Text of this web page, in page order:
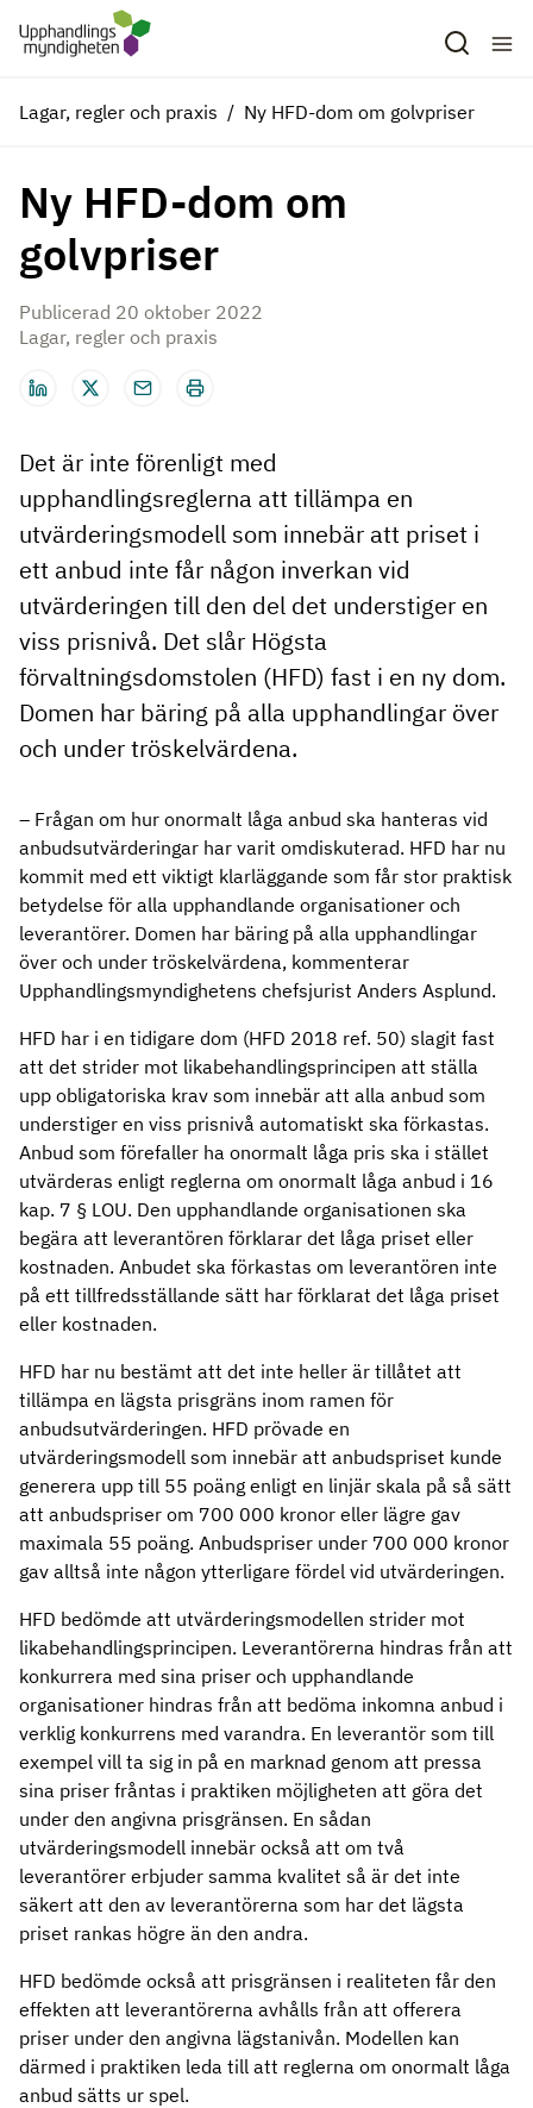
Hoppa till huvudinnehåll
Lagar, regler och praxis Ny HFD-dom om golvpriser
Ny HFD-dom om
golvpriser
Publicerad 20 oktober 2022
Lagar, regler och praxis
Det är inte förenligt med
upphandlingsreglerna att tillämpa en
utvärderingsmodell som innebär att priset i
ett anbud inte får någon inverkan vid
utvärderingen till den del det understiger en
viss prisnivå. Det slår Högsta
förvaltningsdomstolen (HFD) fast i en ny dom.
Domen har bäring på alla upphandlingar över
och under tröskelvärdena.
– Frågan om hur onormalt låga anbud ska hanteras vid
anbudsutvärderingar har varit omdiskuterad. HFD har nu
kommit med ett viktigt klarläggande som får stor praktisk
betydelse för alla upphandlande organisationer och
leverantörer. Domen har bäring på alla upphandlingar
över och under tröskelvärdena, kommenterar
Upphandlingsmyndighetens chefsjurist Anders Asplund.
HFD har i en tidigare dom (HFD 2018 ref. 50) slagit fast
att det strider mot likabehandlingsprincipen att ställa
upp obligatoriska krav som innebär att alla anbud som
understiger en viss prisnivå automatiskt ska förkastas.
Anbud som förefaller ha onormalt låga pris ska i stället
utvärderas enligt reglerna om onormalt låga anbud i 16
kap. 7 § LOU. Den upphandlande organisationen ska
begära att leverantören förklarar det låga priset eller
kostnaden. Anbudet ska förkastas om leverantören inte
på ett tillfredsställande sätt har förklarat det låga priset
eller kostnaden.
HFD har nu bestämt att det inte heller är tillåtet att
tillämpa en lägsta prisgräns inom ramen för
anbudsutvärderingen. HFD prövade en
utvärderingsmodell som innebär att anbudspriset kunde
generera upp till 55 poäng enligt en linjär skala på så sätt
att anbudspriser om 700 000 kronor eller lägre gav
maximala 55 poäng. Anbudspriser under 700 000 kronor
gav alltså inte någon ytterligare fördel vid utvärderingen.
HFD bedömde att utvärderingsmodellen strider mot
likabehandlingsprincipen. Leverantörerna hindras från att
konkurrera med sina priser och upphandlande
organisationer hindras från att bedöma inkomna anbud i
verklig konkurrens med varandra. En leverantör som till
exempel vill ta sig in på en marknad genom att pressa
sina priser fråntas i praktiken möjligheten att göra det
under den angivna prisgränsen. En sådan
utvärderingsmodell innebär också att om två
leverantörer erbjuder samma kvalitet så är det inte
säkert att den av leverantörerna som har det lägsta
priset rankas högre än den andra.
HFD bedömde också att prisgränsen i realiteten får den
effekten att leverantörerna avhålls från att offerera
priser under den angivna lägstanivån. Modellen kan
därmed i praktiken leda till att reglerna om onormalt låga
anbud sätts ur spel.